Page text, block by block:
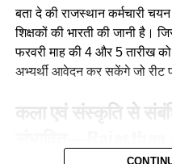
Ans :- (a)
Q. मातृ भाषा से अभिप्राय है?
(c) परिजनों की भाषा
बता दे की राजस्थान कर्मचारी चयन
शिक्षकों की भारती की जानी है।
फरवरी माह की 4 और 5 तारीख को
अभ्यर्थी आवेदन कर सकेंगे जो रीट
कला एवं संस्कृति से